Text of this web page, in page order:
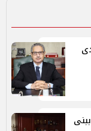
تعدى